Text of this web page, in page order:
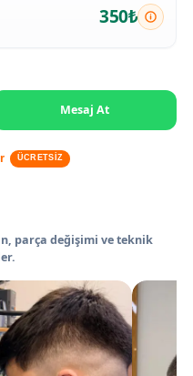
350₺
Mesaj At
ÜCRETSİZ
parça değişimi ve teknik